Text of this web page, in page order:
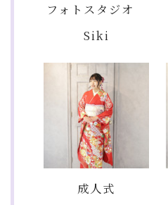
フォトスタジオ
Siki
成人式